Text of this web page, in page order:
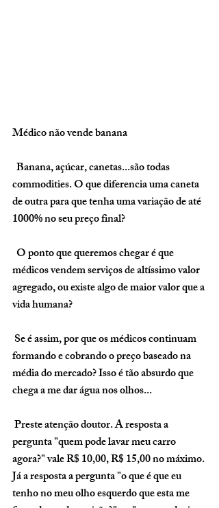
Médico não vende banana
commodities. O que diferencia uma caneta
de outra para que tenha uma variação de até
1000% no seu preço final?
médicos vendem serviços de altíssimo valor
agregado, ou existe algo de maior valor que a
vida humana?
formando e cobrando o preço baseado na
média do mercado? Isso é tão absurdo que
chega a me dar água nos olhos...
pergunta "quem pode lavar meu carro
agora?" vale R$ 10,00, R$ 15,00 no máximo.
Já a resposta a pergunta "o que é que eu
tenho no meu olho esquerdo que esta me